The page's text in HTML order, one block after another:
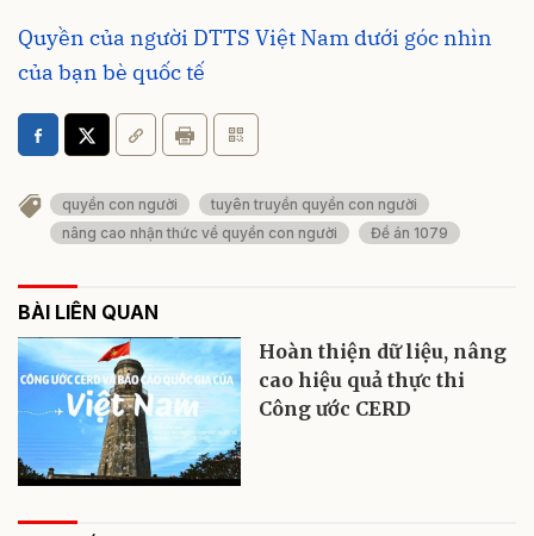
Quyền của người DTTS Việt Nam dưới góc nhìn
của bạn bè quốc tế
quyền con người
tuyên truyền quyền con người
nâng cao nhận thức về quyền con người
Đề án 1079
BÀI LIÊN QUAN
Hoàn thiện dữ liệu, nâng
cao hiệu quả thực thi
Công ước CERD